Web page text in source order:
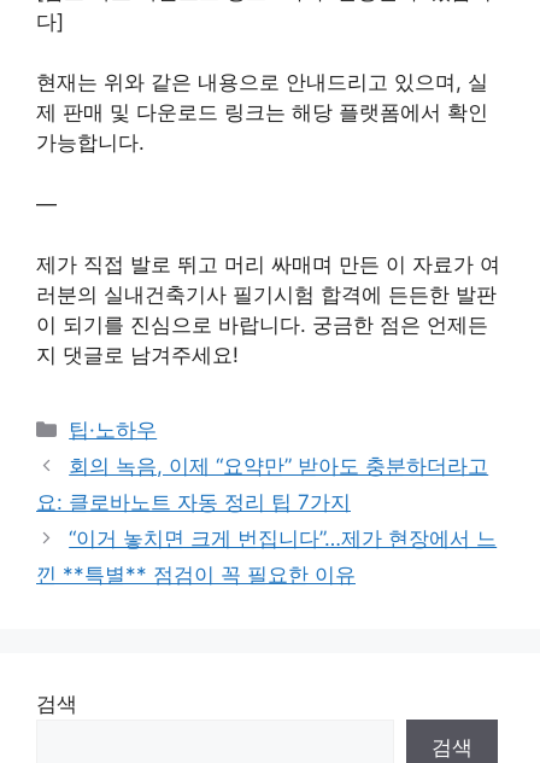
다]
현재는 위와 같은 내용으로 안내드리고 있으며, 실
제 판매 및 다운로드 링크는 해당 플랫폼에서 확인
가능합니다.
—
제가 직접 발로 뛰고 머리 싸매며 만든 이 자료가 여
러분의 실내건축기사 필기시험 합격에 든든한 발판
이 되기를 진심으로 바랍니다. 궁금한 점은 언제든
지 댓글로 남겨주세요!
Categories
팁·노하우
회의 녹음, 이제 “요약만” 받아도 충분하더라고
요: 클로바노트 자동 정리 팁 7가지
“이거 놓치면 크게 번집니다”…제가 현장에서 느
낀 **특별** 점검이 꼭 필요한 이유
검색
검색